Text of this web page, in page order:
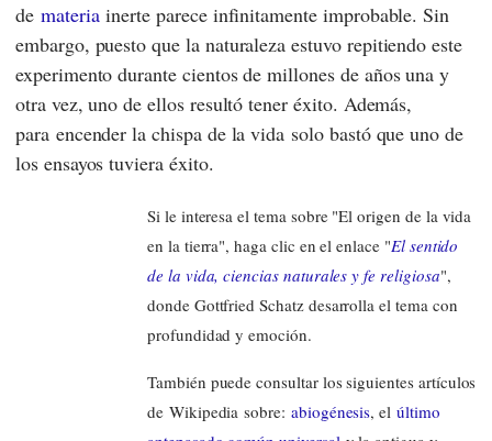
de materiainerte parece infinitamente improbable. Sin
embargo, puesto que la naturaleza estuvo repitiendo este
experimento durante cientos de millones de años una y
otra vez, uno de ellos resultó tener éxito. Además,
para encender la chispa de la vida solo bastó que uno de
los ensayos tuviera éxito.
Si le interesa el tema sobre "El origen de la vida
en la tierra", haga clic en el enlace "El sentido
de la vida, ciencias naturales y fe religiosa",
donde Gottfried Schatz desarrolla el tema con
profundidad y emoción.
También puede consultar los siguientes artículos
de Wikipedia sobre: abiogénesis, elúltimo